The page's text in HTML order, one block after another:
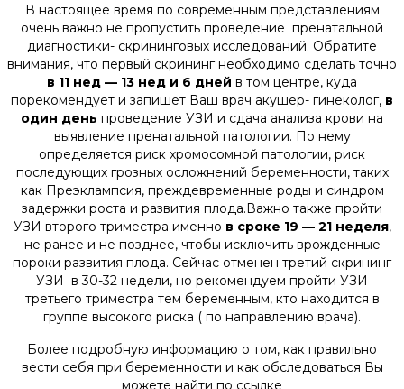
В настоящее время по современным представлениям
очень важно не пропустить проведение пренатальной
диагностики- скрининговых исследований. Обратите
внимания, что первый скрининг необходимо сделать точно
в 11 нед — 13 нед и 6 дней в том центре, куда
порекомендует и запишет Ваш врач акушер- гинеколог, в
один день проведение УЗИ и сдача анализа крови на
выявление пренатальной патологии. По нему
определяется риск хромосомной патологии, риск
последующих грозных осложнений беременности, таких
как Преэклампсия, преждевременные роды и синдром
задержки роста и развития плода.Важно также пройти
УЗИ второго триместра именно в сроке 19 — 21 неделя,
не ранее и не позднее, чтобы исключить врожденные
пороки развития плода. Сейчас отменен третий скрининг
УЗИ в 30-32 недели, но рекомендуем пройти УЗИ
третьего триместра тем беременным, кто находится в
группе высокого риска ( по направлению врача).
Более подробную информацию о том, как правильно
вести себя при беременности и как обследоваться Вы
можете найти по ссылке